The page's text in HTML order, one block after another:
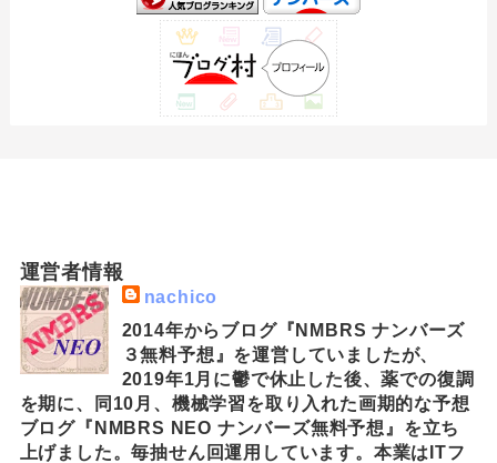
運営者情報
nachico
2014年からブログ『NMBRS ナンバーズ
３無料予想』を運営していましたが、
2019年1月に鬱で休止した後、薬での復調
を期に、同10月、機械学習を取り入れた画期的な予想
ブログ『NMBRS NEO ナンバーズ無料予想』を立ち
上げました。毎抽せん回運用しています。本業はITフ